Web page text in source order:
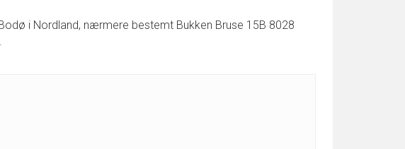
i Nordland, nærmere bestemt Bukken Bruse 15B 8028